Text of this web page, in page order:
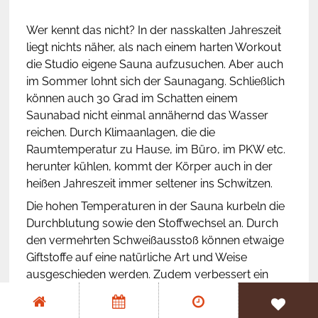
Wir investieren für euch
Partner & Kooperationen
Wer kennt das nicht? In der nasskalten Jahreszeit
liegt nichts näher, als nach einem harten Workout
die Studio eigene Sauna aufzusuchen. Aber auch
im Sommer lohnt sich der Saunagang. Schließlich
können auch 30 Grad im Schatten einem
Saunabad nicht einmal annähernd das Wasser
reichen. Durch Klimaanlagen, die die
Raumtemperatur zu Hause, im Büro, im PKW etc.
herunter kühlen, kommt der Körper auch in der
heißen Jahreszeit immer seltener ins Schwitzen.
Die hohen Temperaturen in der Sauna kurbeln die
Durchblutung sowie den Stoffwechsel an. Durch
den vermehrten Schweißausstoß können etwaige
Giftstoffe auf eine natürliche Art und Weise
ausgeschieden werden. Zudem verbessert ein
Saunabad Ihr allgemeines Wohlbefinden.
Es entspannt die Muskulatur und regt den